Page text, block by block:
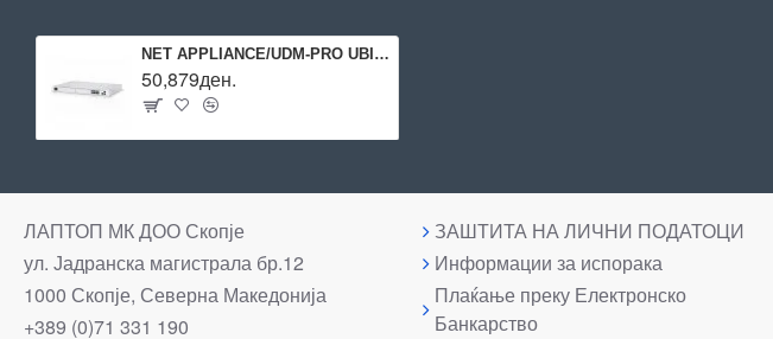
NET APPLIANCE/UDM-PRO UBIQUITI
50,879ден.
ЛАПТОП МК ДОО Скопје
ул. Јадранска магистрала бр.12
1000 Скопје, Северна Македонија
+389 (0)71 331 190
ЗАШТИТА НА ЛИЧНИ ПОДАТОЦИ
Информации за испорака
Плаќање преку Електронско
Банкарство